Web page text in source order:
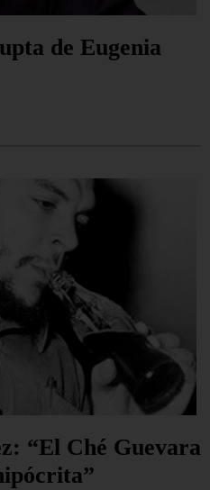
de Eugenia
“El Ché Guevara